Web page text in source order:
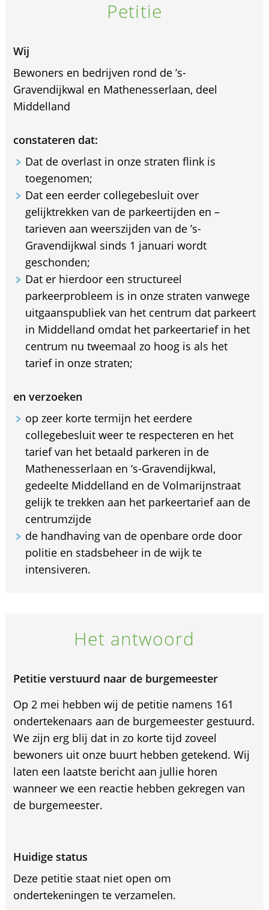
Petitie
Wij
Bewoners en bedrijven rond de ’s-
Gravendijkwal en Mathenesserlaan, deel
Middelland
constateren dat:
Dat de overlast in onze straten flink is
toegenomen;
Dat een eerder collegebesluit over
gelijktrekken van de parkeertijden en –
tarieven aan weerszijden van de ’s-
Gravendijkwal sinds 1 januari wordt
geschonden;
Dat er hierdoor een structureel
parkeerprobleem is in onze straten vanwege
uitgaanspubliek van het centrum dat parkeert
in Middelland omdat het parkeertarief in het
centrum nu tweemaal zo hoog is als het
tarief in onze straten;
en verzoeken
op zeer korte termijn het eerdere
collegebesluit weer te respecteren en het
tarief van het betaald parkeren in de
Mathenesserlaan en ‘s-Gravendijkwal,
gedeelte Middelland en de Volmarijnstraat
gelijk te trekken aan het parkeertarief aan de
centrumzijde
de handhaving van de openbare orde door
politie en stadsbeheer in de wijk te
intensiveren.
Het antwoord
Petitie verstuurd naar de burgemeester
Op 2 mei hebben wij de petitie namens 161
ondertekenaars aan de burgemeester gestuurd.
We zijn erg blij dat in zo korte tijd zoveel
bewoners uit onze buurt hebben getekend. Wij
laten een laatste bericht aan jullie horen
wanneer we een reactie hebben gekregen van
de burgemeester.
Huidige status
Deze petitie staat niet open om
ondertekeningen te verzamelen.